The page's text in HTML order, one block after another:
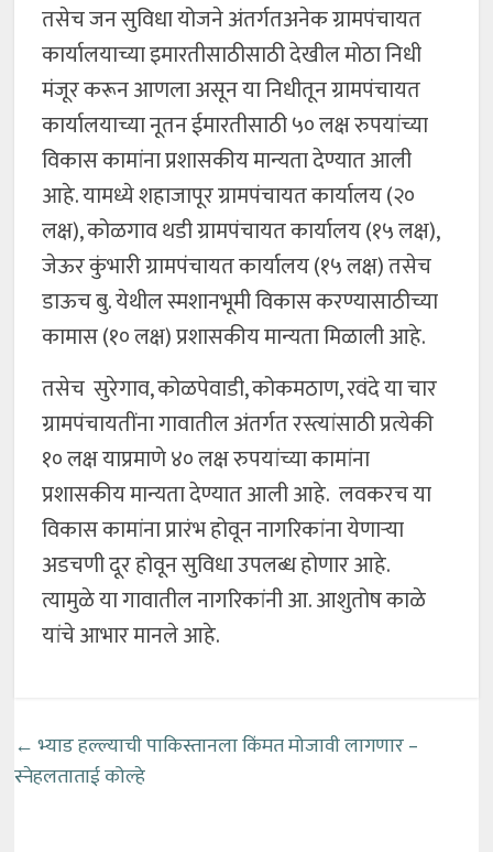
तसेच जन सुविधा योजने अंतर्गतअनेक ग्रामपंचायत
कार्यालयाच्या इमारतीसाठीसाठी देखील मोठा निधी
मंजूर करून आणला असून या निधीतून ग्रामपंचायत
कार्यालयाच्या नूतन ईमारतीसाठी ५० लक्ष रुपयांच्या
विकास कामांना प्रशासकीय मान्यता देण्यात आली
आहे. यामध्ये शहाजापूर ग्रामपंचायत कार्यालय (२०
लक्ष), कोळगाव थडी ग्रामपंचायत कार्यालय (१५ लक्ष),
जेऊर कुंभारी ग्रामपंचायत कार्यालय (१५ लक्ष) तसेच
डाऊच बु. येथील स्मशानभूमी विकास करण्यासाठीच्या
कामास (१० लक्ष) प्रशासकीय मान्यता मिळाली आहे.
तसेच सुरेगाव, कोळपेवाडी, कोकमठाण, रवंदे या चार
ग्रामपंचायतींना गावातील अंतर्गत रस्त्यांसाठी प्रत्येकी
१० लक्ष याप्रमाणे ४० लक्ष रुपयांच्या कामांना
प्रशासकीय मान्यता देण्यात आली आहे. लवकरच या
विकास कामांना प्रारंभ होवून नागरिकांना येणाऱ्या
अडचणी दूर होवून सुविधा उपलब्ध होणार आहे.
त्यामुळे या गावातील नागरिकांनी आ. आशुतोष काळे
यांचे आभार मानले आहे.
← भ्याड हल्ल्याची पाकिस्तानला किंमत मोजावी लागणार –
स्नेहलताताई कोल्हे